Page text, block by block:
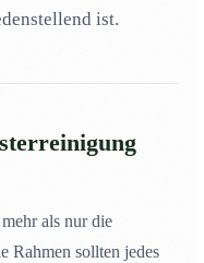
ist.
als nur die
Rahmen sollten jedes